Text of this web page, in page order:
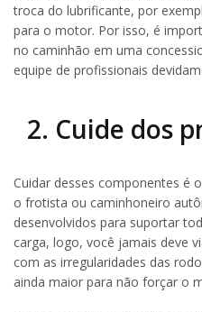
troca do lubrificante, por
para o motor. Por isso, é
no caminhão em uma
equipe de profissionais
2. Cuide dos
Cuidar desses componentes é
o frotista ou caminhoneiro
desenvolvidos para suportar
carga, logo, você jamais deve
com as irregularidades das
ainda maior para não forçar o